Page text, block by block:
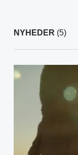
NYHEDER (5)